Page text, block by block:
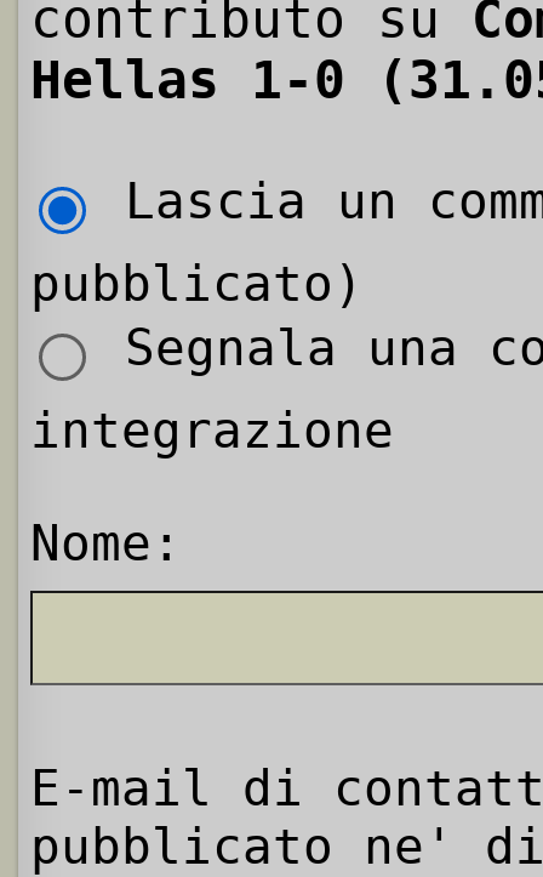
contributo su
Hellas 1-0
Lascia un
pubblicato)
Segnala una
integrazione
Nome:
E-mail di
pubblicato ne'